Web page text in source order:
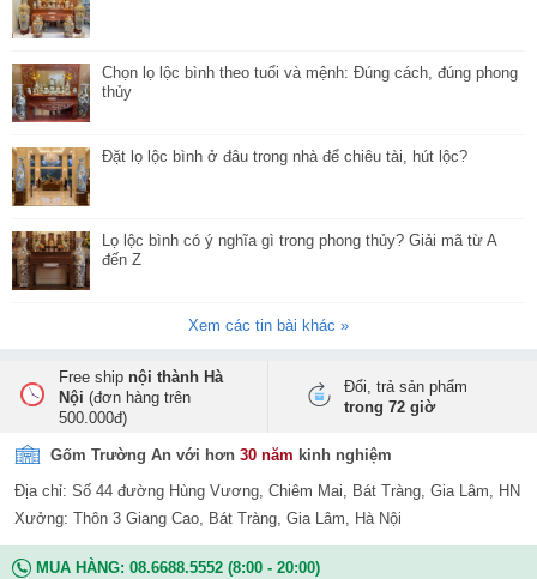
Chọn lọ lộc bình theo tuổi và mệnh: Đúng cách, đúng phong
thủy
Đặt lọ lộc bình ở đâu trong nhà để chiêu tài, hút lộc?
Lọ lộc bình có ý nghĩa gì trong phong thủy? Giải mã từ A
đến Z
Xem các tin bài khác »
Free ship nội thành Hà
Nội (đơn hàng trên
500.000đ)
Đổi, trả sản phẩm
trong 72 giờ
Gốm Trường An với hơn 30 năm kinh nghiệm
Địa chỉ: Số 44 đường Hùng Vương, Chiêm Mai, Bát Tràng, Gia Lâm, HN
Xưởng: Thôn 3 Giang Cao, Bát Tràng, Gia Lâm, Hà Nội
MUA HÀNG: 08.6688.5552 (8:00 - 20:00)